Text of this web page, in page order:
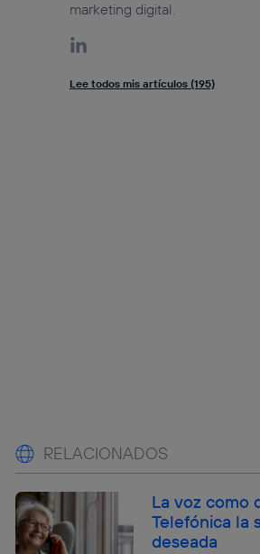
marketing digital.
Lee todos mis artículos (195)
RELACIONADOS
La voz como
Telefónica la
deseada